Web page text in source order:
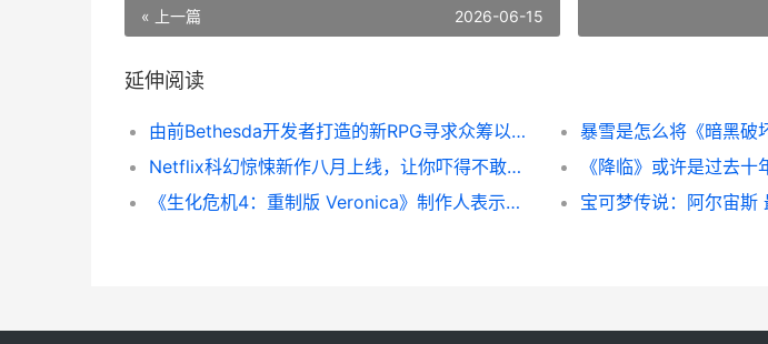
« 上一篇 2026-06-15
延伸阅读
由前Bethesda开发者打造的新RPG寻求众筹以完成开发
Netflix科幻惊悚新作八月上线，让你吓得不敢待在家里 netflix惊悚电视剧
《生化危机4：重制版 Veronica》制作人表示卡普空将调整剧情以适配系列时间线 生化危机4手机版